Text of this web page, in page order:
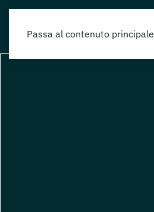
Passa al contenuto principale